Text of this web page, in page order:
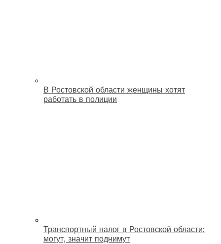
В Ростовской области женщины хотят
работать в полиции
Транспортный налог в Ростовской области:
могут, значит поднимут